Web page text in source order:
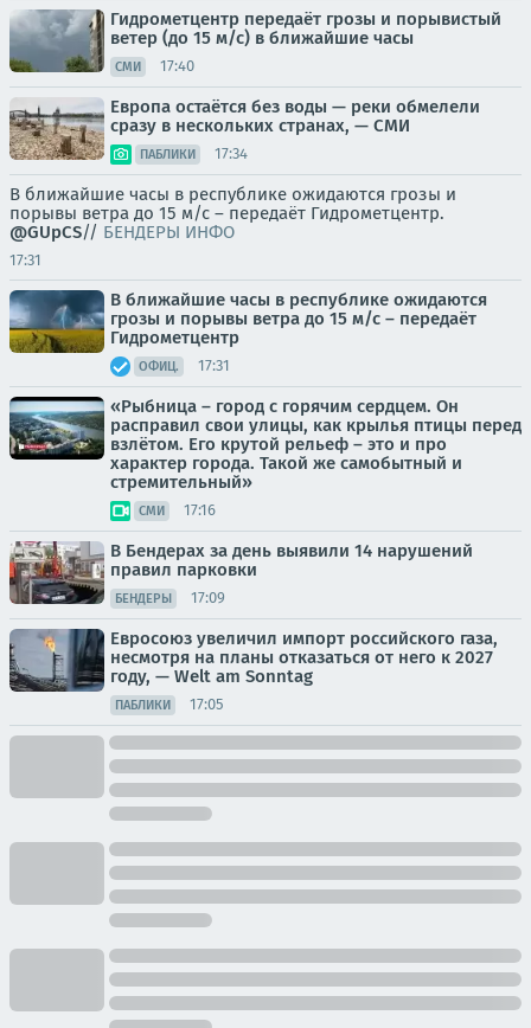
Гидрометцентр передаёт грозы и порывистый
ветер (до 15 м/с) в ближайшие часы
СМИ 17:40
Европа остаётся без воды — реки обмелели
сразу в нескольких странах, — СМИ
ПАБЛИКИ 17:34
В ближайшие часы в республике ожидаются грозы и
порывы ветра до 15 м/с – передаёт Гидрометцентр.
@GUpCS// БЕНДЕРЫ ИНФО
17:31
В ближайшие часы в республике ожидаются
грозы и порывы ветра до 15 м/с – передаёт
Гидрометцентр
ОФИЦ. 17:31
«Рыбница – город с горячим сердцем. Он
расправил свои улицы, как крылья птицы перед
взлётом. Его крутой рельеф – это и про
характер города. Такой же самобытный и
стремительный»
СМИ 17:16
В Бендерах за день выявили 14 нарушений
правил парковки
БЕНДЕРЫ 17:09
Евросоюз увеличил импорт российского газа,
несмотря на планы отказаться от него к 2027
году, — Welt am Sonntag
ПАБЛИКИ 17:05